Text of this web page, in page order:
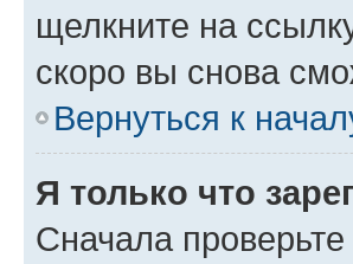
щелкните на
скоро вы снова
Вернуться к
Я только что
Сначала